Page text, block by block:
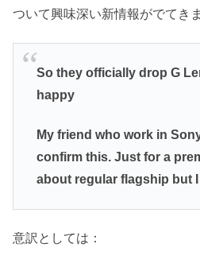
ついて興味深い新情報がでてき
So they officially drop G
happy
My friend who work in
confirm this. Just for a
about regular flagship but I
意訳としては：